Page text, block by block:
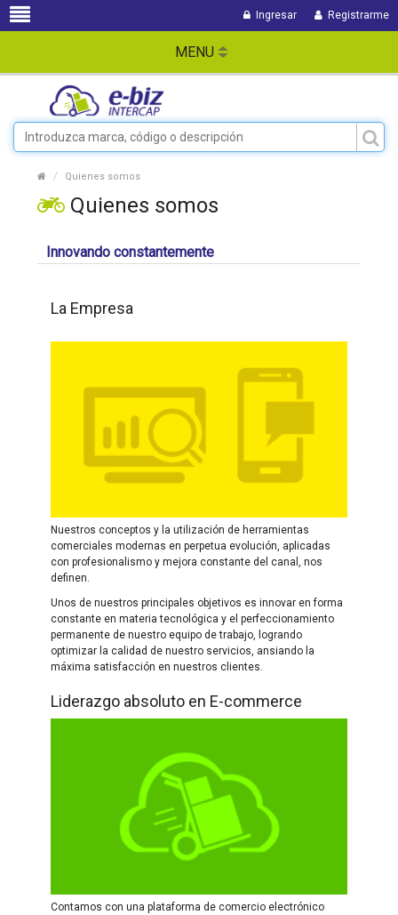
Ingresar Registrarme
MENU
Quienes somos
Quienes somos
Innovando constantemente
La Empresa
Nuestros conceptos y la utilización de herramientas
comerciales modernas en perpetua evolución, aplicadas
con profesionalismo y mejora constante del canal, nos
definen.
Unos de nuestros principales objetivos es innovar en forma
constante en materia tecnológica y el perfeccionamiento
permanente de nuestro equipo de trabajo, logrando
optimizar la calidad de nuestro servicios, ansiando la
máxima satisfacción en nuestros clientes.
Liderazgo absoluto en E-commerce
Contamos con una plataforma de comercio electrónico